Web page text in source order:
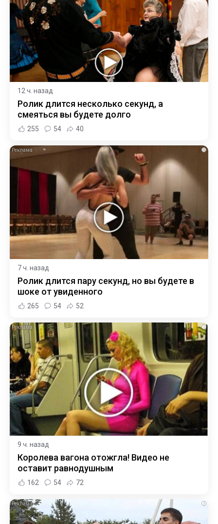
12 ч. назад
Ролик длится несколько секунд, а
смеяться вы будете долго
255 54 40
i
7 ч. назад
Ролик длится пару секунд, но вы будете в
шоке от увиденного
265 54 52
i
9 ч. назад
Королева вагона отожгла! Видео не
оставит равнодушным
162 54 72
i